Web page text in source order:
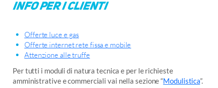
Info per i clienti
Offerte luce e gas
Offerte internet rete fissa e mobile
Attenzione alle truffe
Per tutti i moduli di natura tecnica e per le richieste
amministrative e commerciali vai nella sezione “Modulistica”.